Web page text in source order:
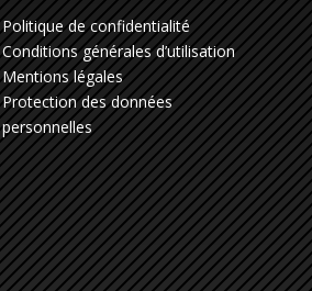
Politique de confidentialité
Conditions générales d’utilisation
Mentions légales
Protection des données
personnelles